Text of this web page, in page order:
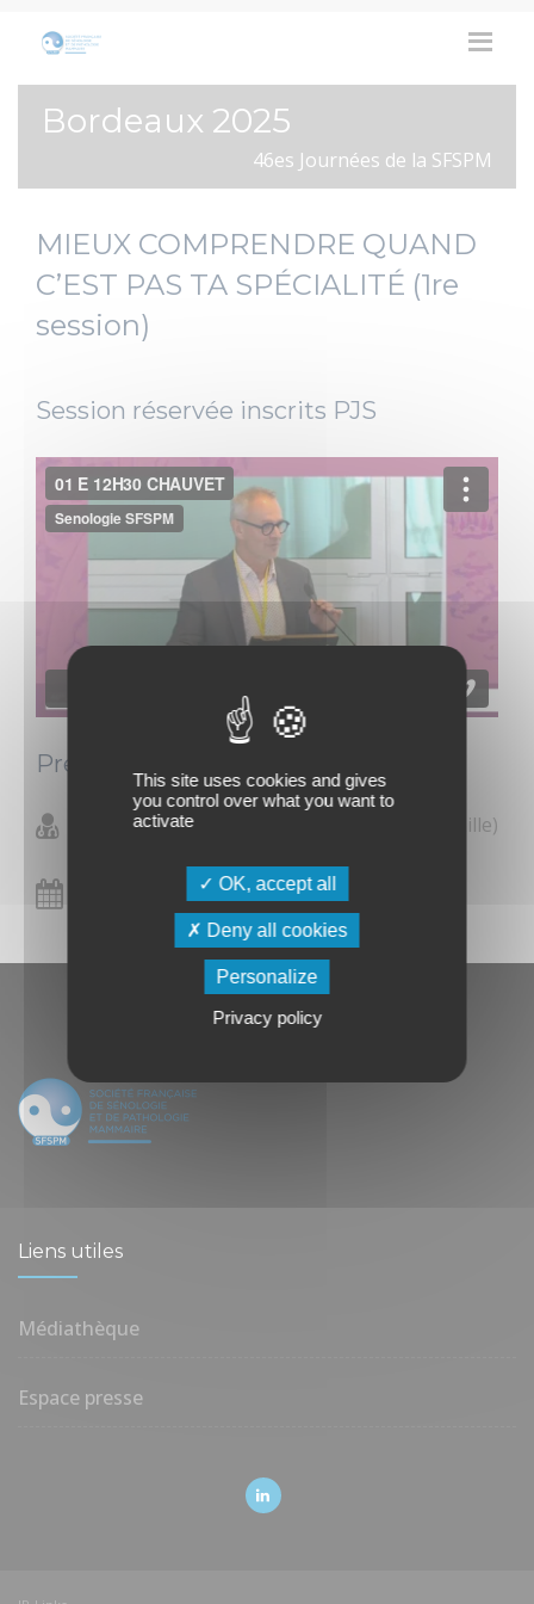
Bordeaux 2025
46es Journées de la SFSPM
MIEUX COMPRENDRE QUAND
C’EST PAS TA SPÉCIALITÉ (1re
session)
Session réservée inscrits PJS
Présentation du PJS.
Marie-Pierre Chauvet (Lille) Luc Ceugnart (Lille)
Liens utiles
Médiathèque
Espace presse
This site uses cookies and gives
you control over what you want to
activate
OK, accept all
Deny all cookies
Personalize
Privacy policy